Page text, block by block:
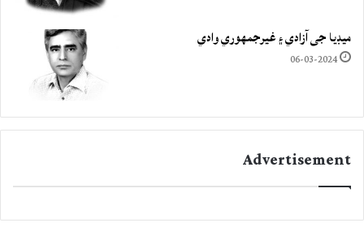
ميڊيا جي آزادي ۽ غيرجمھوري وادي
06-03-2024
Advertisement